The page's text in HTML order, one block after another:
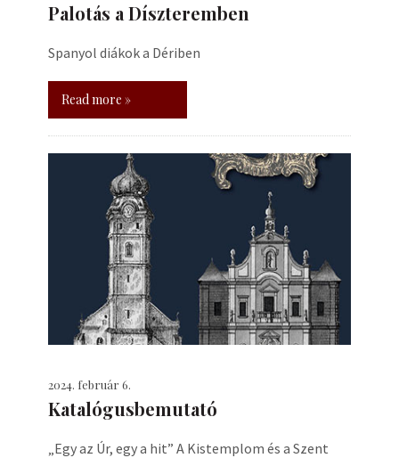
Palotás a Díszteremben
Spanyol diákok a Dériben
Read more »
2024. február 6.
Katalógusbemutató
„Egy az Úr, egy a hit” A Kistemplom és a Szent